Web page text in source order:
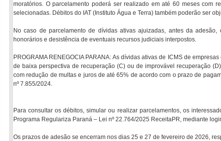
moratórios. O parcelamento poderá ser realizado em até 60 meses com
selecionadas. Débitos do IAT (Instituto Água e Terra) também poderão ser
No caso de parcelamento de dívidas ativas ajuizadas, antes da
honorários e desistência de eventuais recursos judiciais interpostos.
PROGRAMA RENEGOCIA PARANA: As dívidas ativas de ICMS de
de baixa perspectiva de recuperação (C) ou de improvável recuperação
com redução de multas e juros de até 65% de acordo com o prazo de
nº 7.855/2024.
Para consultar os débitos, simular ou realizar parcelamentos, os
Programa Regulariza Paraná – Lei nº 22.764/2025 ReceitaPR, mediante
Os prazos de adesão se encerram nos dias 25 e 27 de fevereiro de 2026,